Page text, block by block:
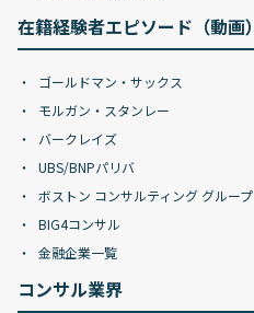
在籍経験者エピソード（動画）
ゴールドマン・サックス
モルガン・スタンレー
バークレイズ
UBS/BNPパリバ
ボストン コンサルティング グループ
BIG4コンサル
金融企業一覧
コンサル業界